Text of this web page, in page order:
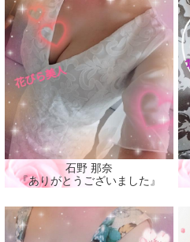
石野 那奈
『ありがとうございました』